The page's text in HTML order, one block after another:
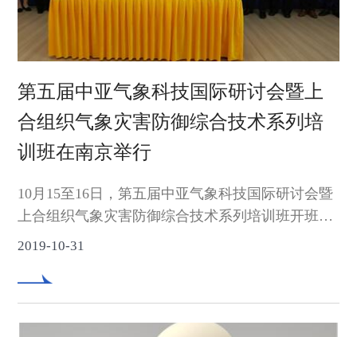
第五届中亚气象科技国际研讨会暨上
合组织气象灾害防御综合技术系列培
训班在南京举行
10月15至16日，第五届中亚气象科技国际研讨会暨
上合组织气象灾害防御综合技术系列培训班开班仪
式在南京信息工程大学召开。中国气象局副局长余
古国国家气象与环境监测局局长恩克图夫欣•赛布吉
德，中国气象局国际司司长周恒, 新疆气象局局长
崔彩霞，南京信息工程大学校长李北群，新疆气象
2019-10-31